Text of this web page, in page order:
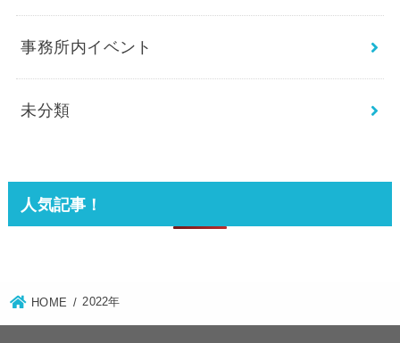
事務所内イベント
未分類
人気記事！
HOME 2022年